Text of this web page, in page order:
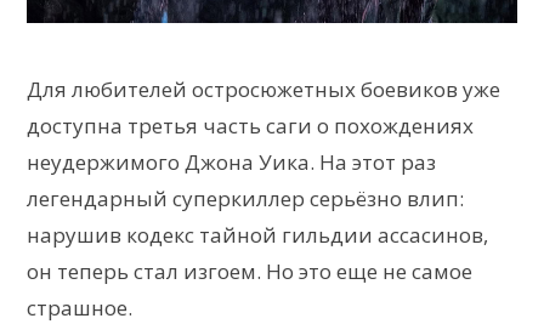
Для любителей остросюжетных боевиков уже
доступна третья часть саги о похождениях
неудержимого Джона Уика. На этот раз
легендарный суперкиллер серьёзно влип:
нарушив кодекс тайной гильдии ассасинов,
он теперь стал изгоем. Но это еще не самое
страшное.